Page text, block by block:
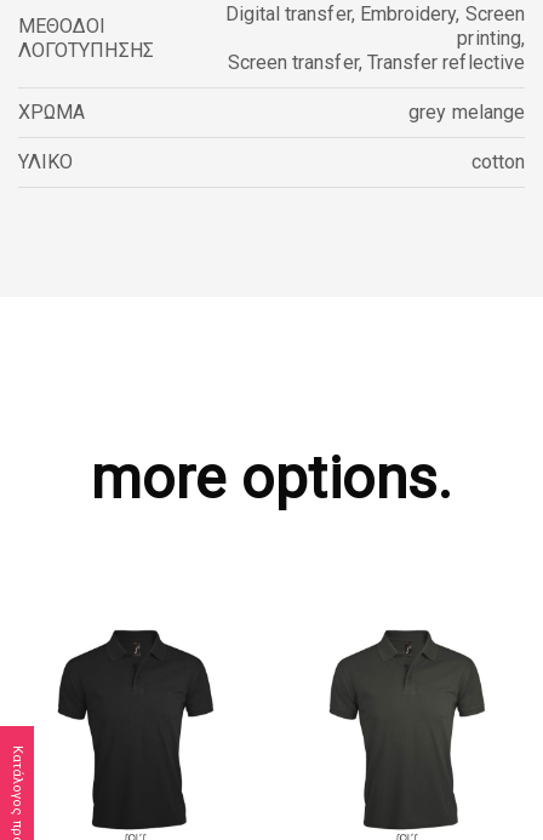
ΜΕΘΟΔΟΙ
ΛΟΓΟΤΥΠΗΣΗΣ
Digital transfer, Embroidery, Screen
printing,
Screen transfer, Transfer reflective
ΧΡΩΜΑ grey melange
ΥΛΙΚΟ cotton
more options.